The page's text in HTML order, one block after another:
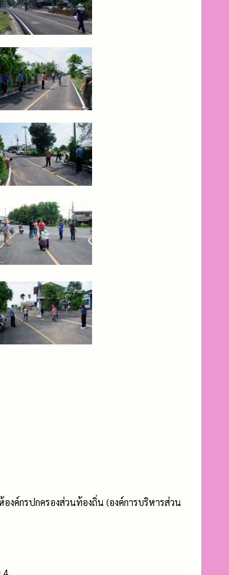
งค์กรปกครองส่วนท้องถิ่น (องค์การบริหารส่วน
4